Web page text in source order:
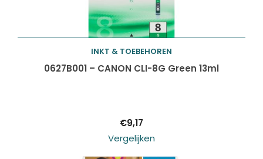
Toevoegen aan
INKT & TOEBEHOREN
0627B001 – CANON CLI-8G Green 13ml
€9,17
Vergelijken